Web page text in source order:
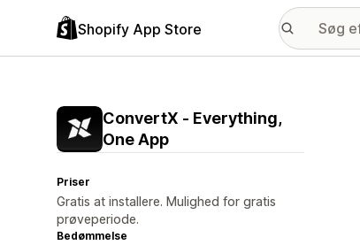
Shopify App Store
ConvertX ‑ Everything,
One App
Priser
Gratis at installere. Mulighed for gratis
prøveperiode.
Bedømmelse